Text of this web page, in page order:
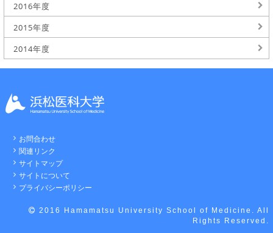
2016年度
2015年度
2014年度
お問合わせ
関連リンク
サイトマップ
サイトについて
プライバシーポリシー
2016 Hamamatsu University School of Medicine. All
Rights Reserved.